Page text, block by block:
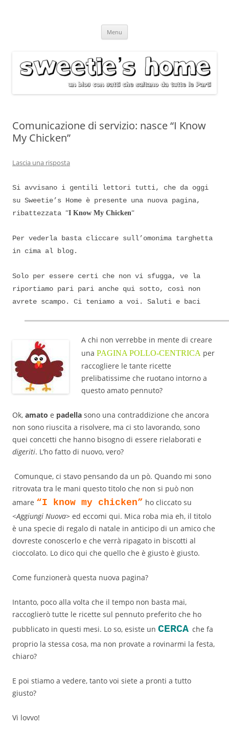
Menu
Comunicazione di servizio: nasce “I Know
My Chicken”
Lascia una risposta
Si avvisano i gentili lettori tutti, che da oggi
su Sweetie’s Home è presente una nuova pagina,
ribattezzata “I Know My Chicken“
Per vederla basta cliccare sull’omonima targhetta
in cima al blog.
Solo per essere certi che non vi sfugga, ve la
riportiamo pari pari anche qui sotto, così non
avrete scampo. Ci teniamo a voi. Saluti e baci
A chi non verrebbe in mente di creare
una PAGINA POLLO-CENTRICA per
raccogliere le tante ricette
prelibatissime che ruotano intorno a
questo amato pennuto?
Ok, amato e padella sono una contraddizione che ancora
non sono riuscita a risolvere, ma ci sto lavorando, sono
quei concetti che hanno bisogno di essere rielaborati e
digeriti. L’ho fatto di nuovo, vero?
Comunque, ci stavo pensando da un pò. Quando mi sono
ritrovata tra le mani questo titolo che non si può non
amare “I know my chicken” ho cliccato su
<Aggiungi Nuova> ed eccomi qui. Mica roba mia eh, il titolo
è una specie di regalo di natale in anticipo di un amico che
dovreste conoscerlo e che verrà ripagato in biscotti al
cioccolato. Lo dico qui che quello che è giusto è giusto.
Come funzionerà questa nuova pagina?
Intanto, poco alla volta che il tempo non basta mai,
raccoglierò tutte le ricette sul pennuto preferito che ho
pubblicato in questi mesi. Lo so, esiste un CERCA che fa
proprio la stessa cosa, ma non provate a rovinarmi la festa,
chiaro?
E poi stiamo a vedere, tanto voi siete a pronti a tutto
giusto?
Vi lovvo!